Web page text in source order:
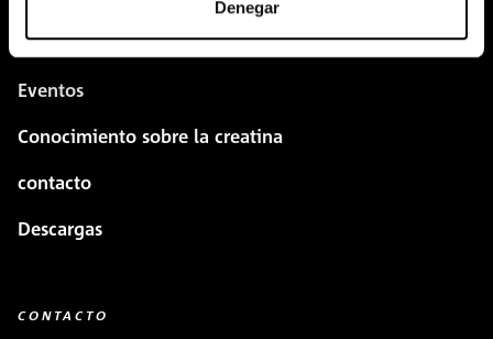
Denegar
COMPRAR AQUÍ
Eventos
Conocimiento sobre la creatina
contacto
Descargas
CONTACTO